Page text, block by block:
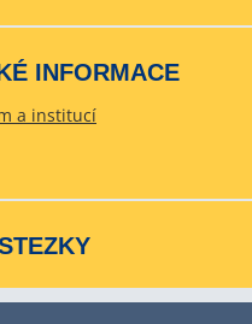
INFORMACE
a institucí